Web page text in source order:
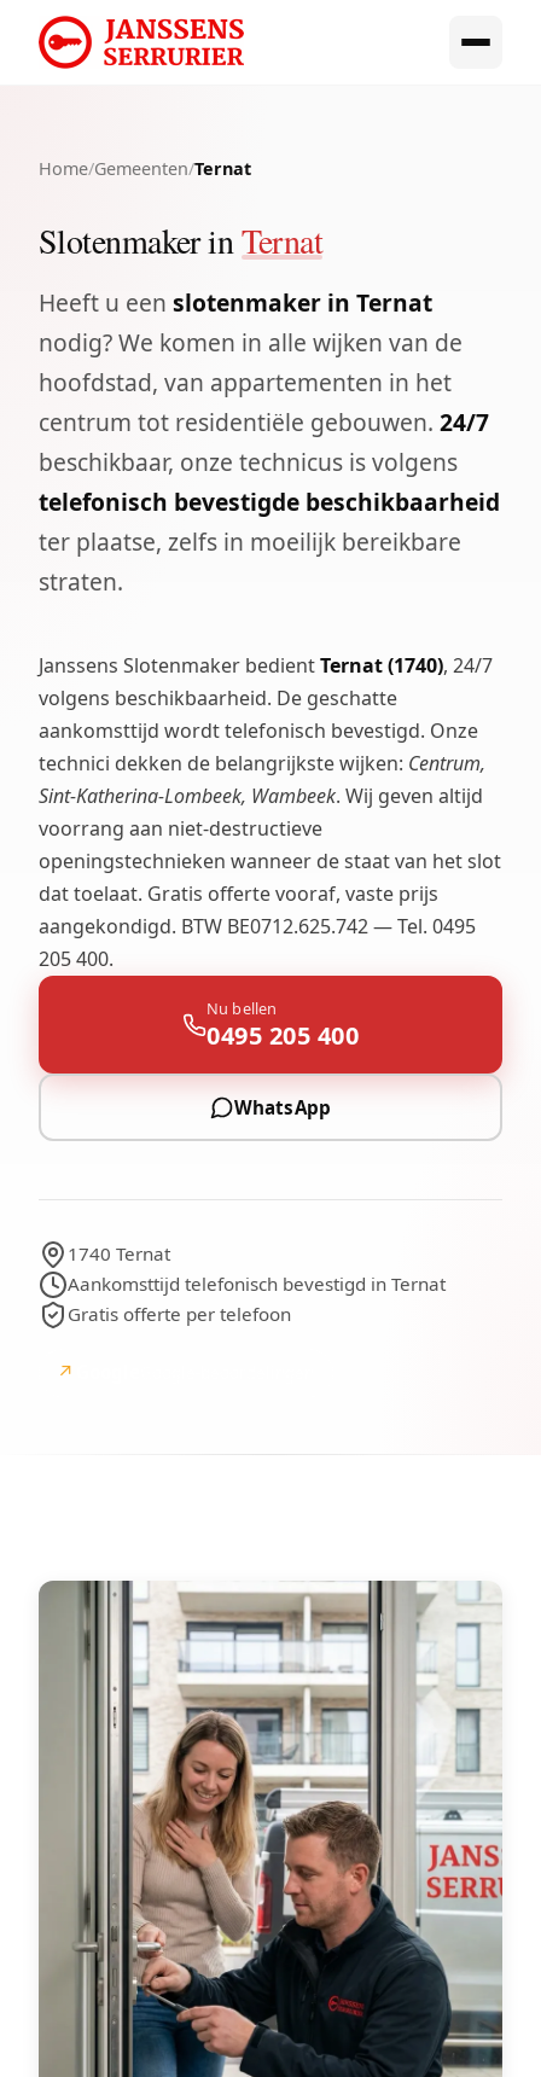
Home/Gemeenten/Ternat
Slotenmaker inTernat
Heeft u een slotenmaker in Ternat
nodig? We komen in alle wijken van de
hoofdstad, van appartementen in het
centrum tot residentiële gebouwen. 24/7
beschikbaar, onze technicus is volgens
telefonisch bevestigde beschikbaarheid
ter plaatse, zelfs in moeilijk bereikbare
straten.
Janssens Slotenmaker bedientTernat (1740), 24/7
volgens beschikbaarheid. De geschatte
aankomsttijd wordt telefonisch bevestigd. Onze
technici dekken de belangrijkste wijken: Centrum,
Sint-Katherina-Lombeek, Wambeek. Wij geven altijd
voorrang aan niet-destructieve
openingstechnieken wanneer de staat van het slot
dat toelaat. Gratis offerte vooraf, vaste prijs
aangekondigd. BTW BE0712.625.742 — Tel. 0495
205 400.
Nu bellen
0495 205 400
WhatsApp
1740 Ternat
Aankomsttijd telefonisch bevestigd in Ternat
Gratis offerte per telefoon
↗